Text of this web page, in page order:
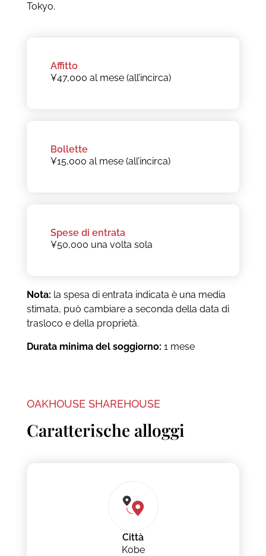
Tokyo.
Affitto
¥47,000 al mese (all’incirca)
Bollette
¥15,000 al mese (all’incirca)
Spese di entrata
¥50,000 una volta sola
Nota: la spesa di entrata indicata è una media
stimata, può cambiare a seconda della data di
trasloco e della proprietà.
Durata minima del soggiorno: 1 mese
OAKHOUSE SHAREHOUSE
Caratterische alloggi
Città
Kobe